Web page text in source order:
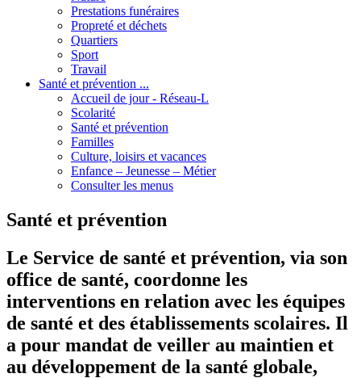
Prestations funéraires
Propreté et déchets
Quartiers
Sport
Travail
Santé et prévention ...
Accueil de jour - Réseau-L
Scolarité
Santé et prévention
Familles
Culture, loisirs et vacances
Enfance – Jeunesse – Métier
Consulter les menus
Santé et prévention
Le Service de santé et prévention, via son
office de santé, coordonne les
interventions en relation avec les équipes
de santé et des établissements scolaires. Il
a pour mandat de veiller au maintien et
au développement de la santé globale,